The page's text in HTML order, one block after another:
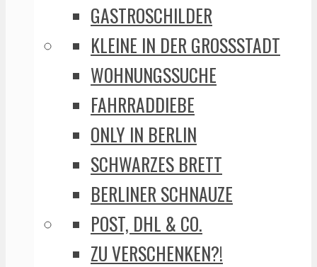
GASTROSCHILDER
KLEINE IN DER GROSSSTADT
WOHNUNGSSUCHE
FAHRRADDIEBE
ONLY IN BERLIN
SCHWARZES BRETT
BERLINER SCHNAUZE
POST, DHL & CO.
ZU VERSCHENKEN?!